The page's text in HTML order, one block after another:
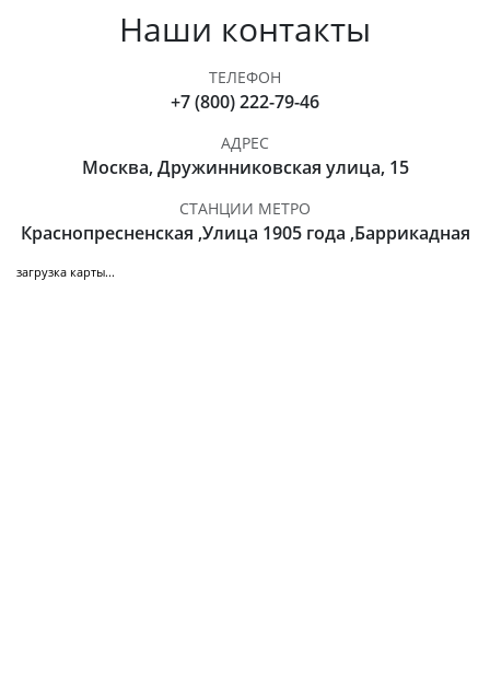
Наши контакты
ТЕЛЕФОН
+7 (800) 222-79-46
АДРЕС
Москва, Дружинниковская улица, 15
СТАНЦИИ МЕТРО
Краснопресненская ,Улица 1905 года ,Баррикадная
загрузка карты...